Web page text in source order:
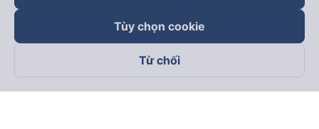
Theo dõi chúng tôi trên
Tùy chọn cookie
Từ chối